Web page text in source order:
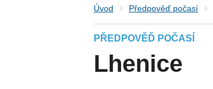
Úvod Předpověď počasí
PŘEDPOVĚĎ POČASÍ
Lhenice